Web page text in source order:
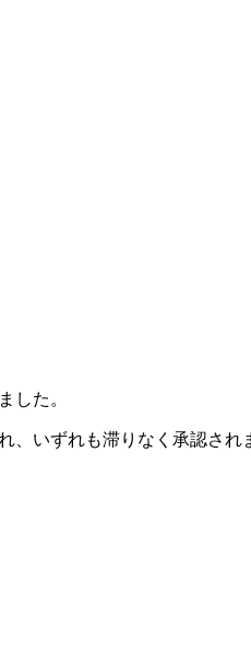
した。
、いずれも滞りなく承認され